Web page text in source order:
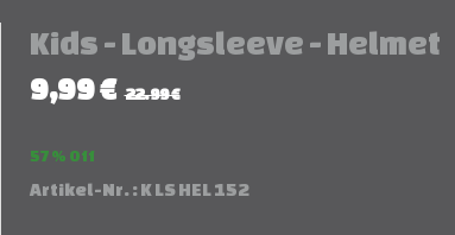
Kids - Longsleeve - Helmet
9,99 € 22.99 €
57 % Off
Artikel-Nr. :K LS HEL 152